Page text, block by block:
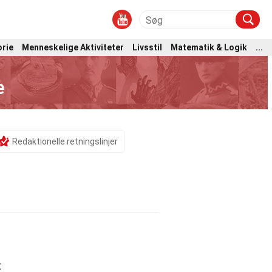
Menneskelige Aktiviteter Livsstil Matematik & Logik ...
Redaktionelle retningslinjer